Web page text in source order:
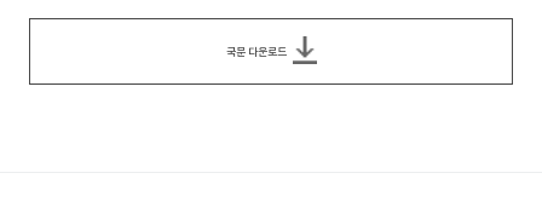
국문 다운로드